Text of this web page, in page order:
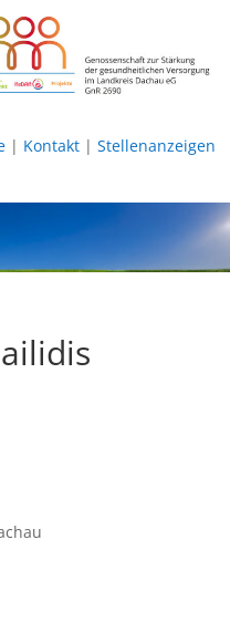
| Kontakt| Stellenanzeigen